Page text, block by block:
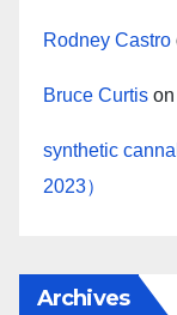
Rodney Castro
Bruce Curtis on
synthetic
2023）
Archives